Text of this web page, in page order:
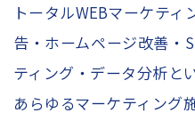
トータルWEBマーケティ
告・ホームページ改善・
ティング・データ分析と
あらゆるマーケティング